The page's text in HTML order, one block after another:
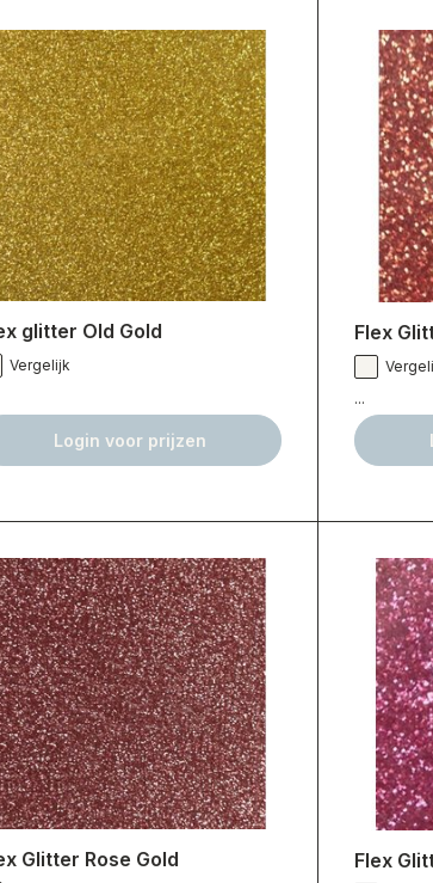
glitter Old Gold
Vergelijk
Login voor prijzen
Flex
...
Glitter Rose Gold Flex